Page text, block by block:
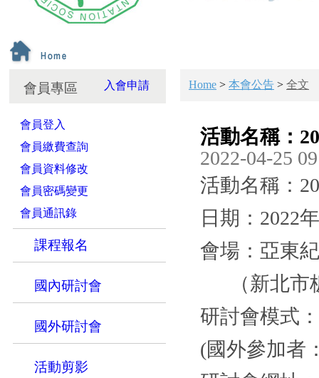
會員專區 入會申請
會員登入
會員繳費查詢
會員資料修改
會員密碼變更
會員通訊錄
課程報名
國內研討會
國外研討會
活動剪影
Home > 本會公告 > 全文
活動名稱：
2022-04-25
活動名稱：
日期：2022
會場：亞東
（新北市
研討會模式
(國外參加者